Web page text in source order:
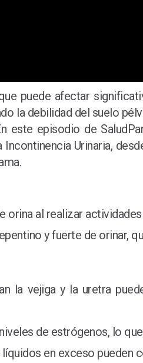
puede afectar
la debilidad del suelo
episodio de
Urinaria,
orina al realizar
y fuerte de orinar,
la vejiga y la uretra
de estrógenos, lo
en exceso pueden